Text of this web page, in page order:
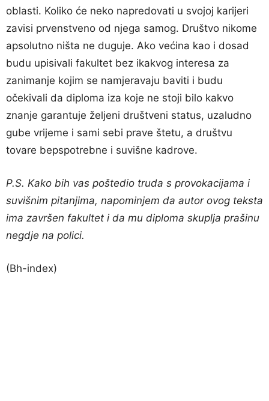
oblasti. Koliko će neko napredovati u svojoj karijeri
zavisi prvenstveno od njega samog. Društvo nikome
apsolutno ništa ne duguje. Ako većina kao i dosad
budu upisivali fakultet bez ikakvog interesa za
zanimanje kojim se namjeravaju baviti i budu
očekivali da diploma iza koje ne stoji bilo kakvo
znanje garantuje željeni društveni status, uzaludno
gube vrijeme i sami sebi prave štetu, a društvu
tovare bepspotrebne i suvišne kadrove.
P.S. Kako bih vas poštedio truda s provokacijama i
suvišnim pitanjima, napominjem da autor ovog teksta
ima završen fakultet i da mu diploma skuplja prašinu
negdje na polici.
(Bh-index)